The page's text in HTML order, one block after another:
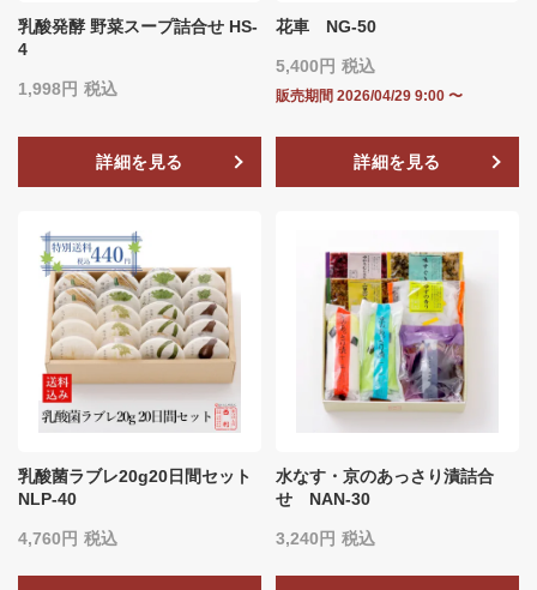
乳酸発酵 野菜スープ詰合せ HS-
4
1,998 税込
詳細を見る
花車 NG-50
5,400 税込
販売期間 2026/04/29 9:00 〜
詳細を見る
乳酸菌ラブレ20g20日間セット
NLP-40
4,760 税込
水なす・京のあっさり漬詰合
せ NAN-30
3,240 税込